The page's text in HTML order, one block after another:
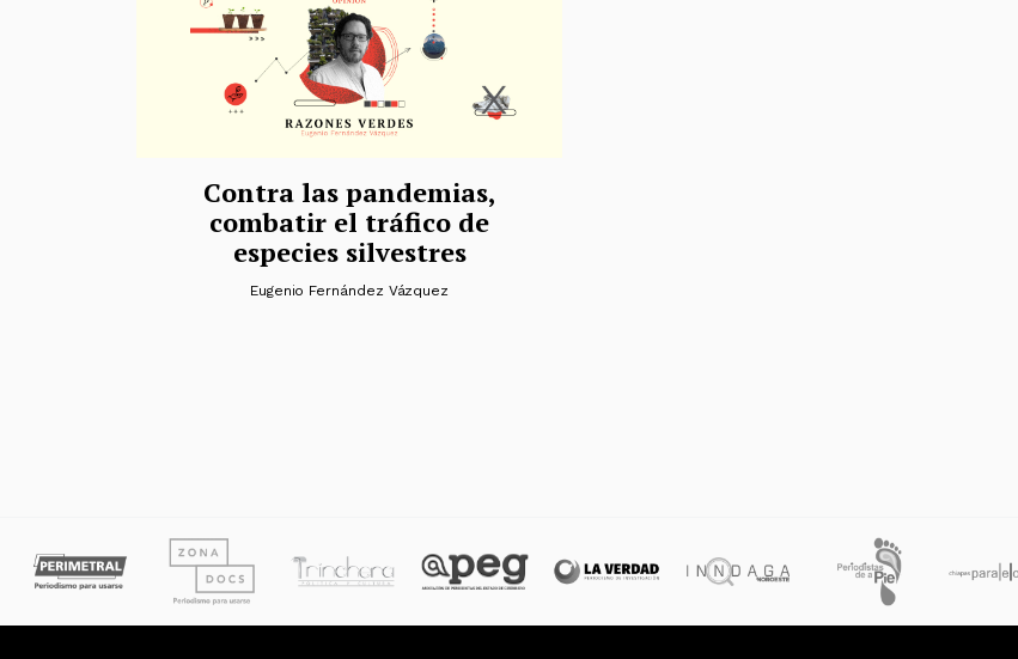
Contra las pandemias,
combatir el tráfico de
especies silvestres
Eugenio Fernández Vázquez